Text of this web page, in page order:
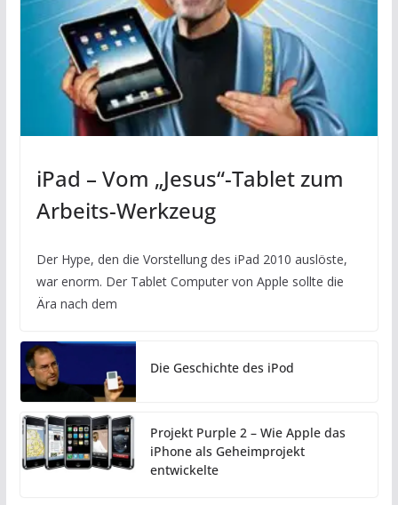
iPad – Vom „Jesus“-Tablet zum
Arbeits-Werkzeug
Der Hype, den die Vorstellung des iPad 2010 auslöste,
war enorm. Der Tablet Computer von Apple sollte die
Ära nach dem
Die Geschichte des iPod
Projekt Purple 2 – Wie Apple das
iPhone als Geheimprojekt
entwickelte